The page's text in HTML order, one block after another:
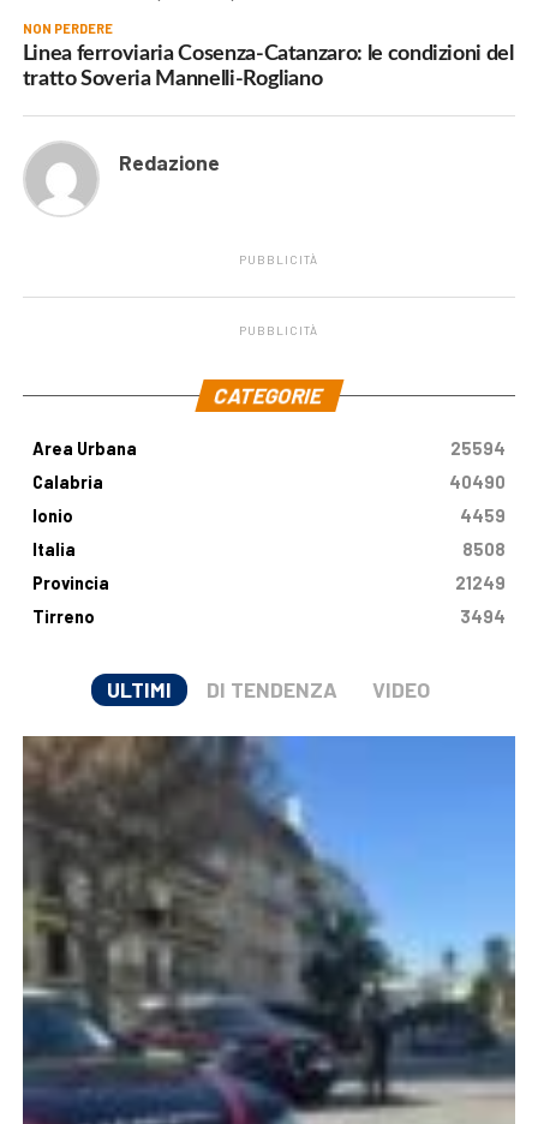
NON PERDERE
Linea ferroviaria Cosenza-Catanzaro: le condizioni del
tratto Soveria Mannelli-Rogliano
Redazione
PUBBLICITÀ
PUBBLICITÀ
CATEGORIE
Area Urbana
25594
Calabria
40490
Ionio
4459
Italia
8508
Provincia
21249
Tirreno
3494
ULTIMI DI TENDENZA VIDEO